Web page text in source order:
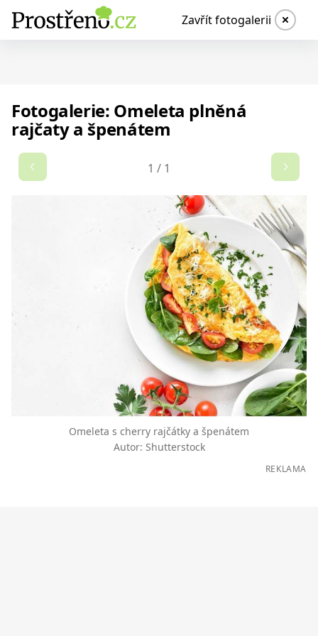
Zavřít fotogalerii
Fotogalerie: Omeleta plněná
rajčaty a špenátem
1 / 1
Omeleta s cherry rajčátky a špenátem
Autor: Shutterstock
REKLAMA